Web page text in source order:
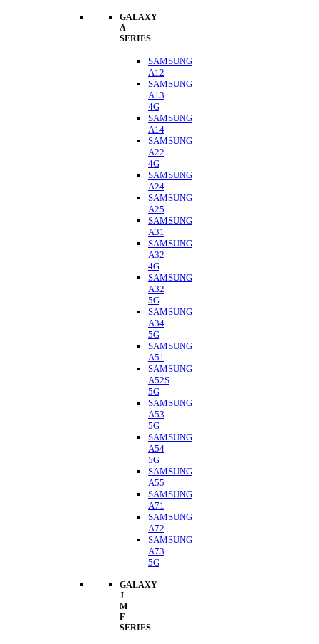
GALAXY
A
SERIES
SAMSUNG
A12
SAMSUNG
A13
4G
SAMSUNG
A14
SAMSUNG
A22
4G
SAMSUNG
A24
SAMSUNG
A25
SAMSUNG
A31
SAMSUNG
A32
4G
SAMSUNG
A32
5G
SAMSUNG
A34
5G
SAMSUNG
A51
SAMSUNG
A52S
5G
SAMSUNG
A53
5G
SAMSUNG
A54
5G
SAMSUNG
A55
SAMSUNG
A71
SAMSUNG
A72
SAMSUNG
A73
5G
GALAXY
J
M
F
SERIES